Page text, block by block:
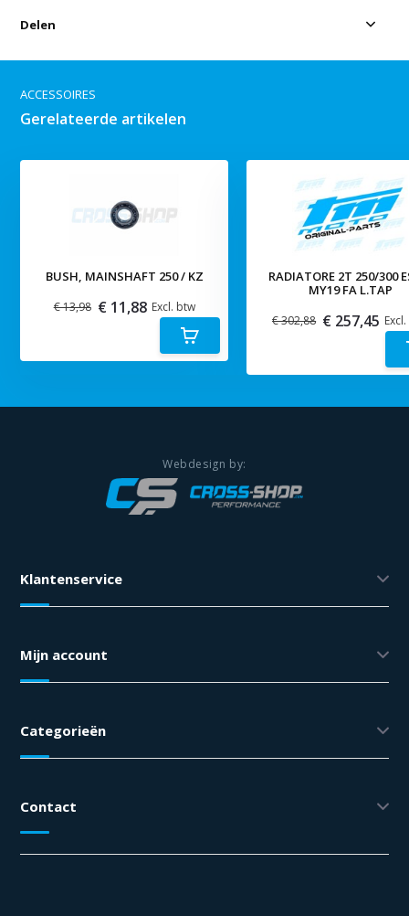
Delen
ACCESSOIRES
Gerelateerde artikelen
BUSH, MAINSHAFT 250 / KZ
€ 13,98 € 11,88 Excl. btw
RADIATORE 2T 250/300
MY19 FA L.TAP
€ 302,88 € 257,45
Klantenservice
Mijn account
Categorieën
Contact